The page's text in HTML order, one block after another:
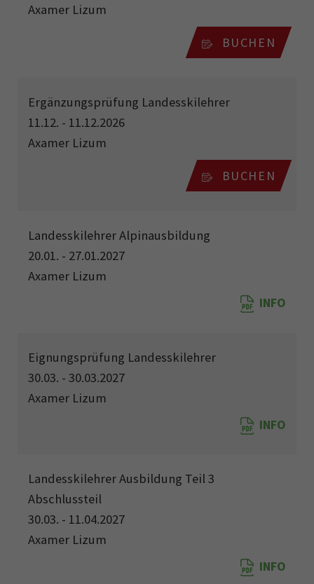
Axamer Lizum
BUCHEN
Ergänzungsprüfung Landesskilehrer
11.12. - 11.12.2026
Axamer Lizum
BUCHEN
Landesskilehrer Alpinausbildung
20.01. - 27.01.2027
Axamer Lizum
INFO
Eignungsprüfung Landesskilehrer
30.03. - 30.03.2027
Axamer Lizum
INFO
Landesskilehrer Ausbildung Teil 3
Abschlussteil
30.03. - 11.04.2027
Axamer Lizum
INFO